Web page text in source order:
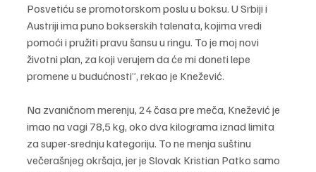
Posvetiću se promotorskom poslu u boksu. U Srbiji i
Austriji ima puno bokserskih talenata, kojima vredi
pomoći i pružiti pravu šansu u ringu. To je moj novi
životni plan, za koji verujem da će mi doneti lepe
promene u budućnosti”, rekao je Knežević.
Na zvaničnom merenju, 24 časa pre meča, Knežević je
imao na vagi 78,5 kg, oko dva kilograma iznad limita
za super-srednju kategoriju. To ne menja suštinu
večerašnjeg okršaja, jer je Slovak Kristian Patko samo